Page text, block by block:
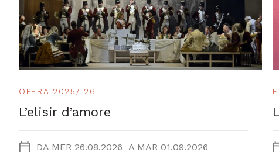
OPERA 2025/ 26
L’elisir d’amore
DA MER 26.08.2026 A MAR 01.09.2026